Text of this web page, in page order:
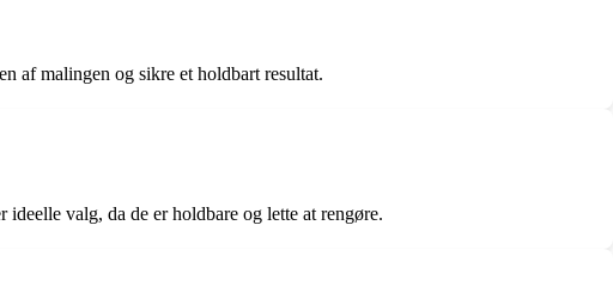
af ​​malingen og sikre et holdbart resultat.
valg, da de er holdbare og lette at rengøre.